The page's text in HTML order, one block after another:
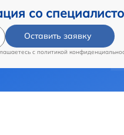
со
Оставить заявку
c политикой